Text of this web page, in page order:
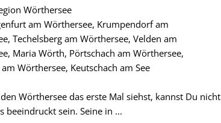
Wörthersee
am Wörthersee, Krumpendorf am
Techelsberg am Wörthersee, Velden am
Maria Wörth, Pörtschach am Wörthersee,
Wörthersee, Keutschach am See
Wörthersee das erste Mal siehst, kannst Du nicht
beeindruckt sein. Seine in ...
Alpine Coaster - Imst - Tirol - Bilder
Mehr als 3,5 Kilometer Fahrspaß auf dem
Leogang